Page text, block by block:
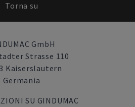
Torna su
GmbH
Strasse 110
Kaiserslautern
Germania
SU GINDUMAC